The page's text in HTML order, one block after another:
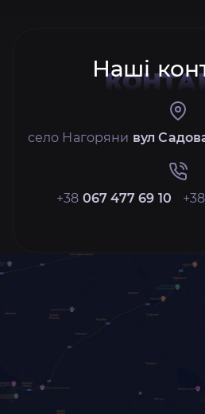
Наші
село Нагоряни вул
+38 067 477 69 10 +38